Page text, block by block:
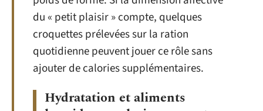
du « petit plaisir » compte, quelques
croquettes prélevées sur la ration
quotidienne peuvent jouer ce rôle sans
ajouter de calories supplémentaires.
Hydratation et aliments